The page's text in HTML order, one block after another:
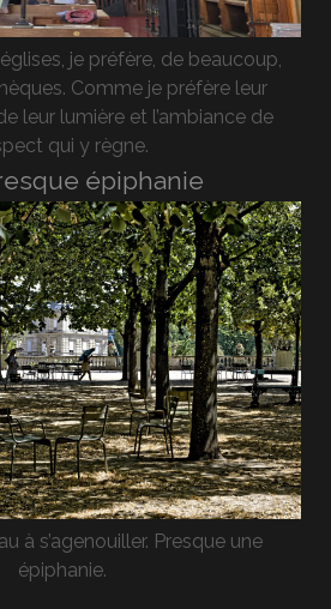
je préfère, de beaucoup,
Comme je préfère leur
leur lumière et l’ambiance de
qui y règne.
épiphanie
à s’agenouiller. Presque une
épiphanie.